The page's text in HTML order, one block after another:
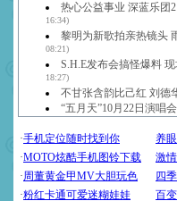
热心公益事业 深蓝乐团
16:34)
黎明为新歌拍亲热镜头
08:21)
S.H.E发布会搞怪爆料
18:27)
不甘张含韵比己红 刘德
“五月天”10月22日演唱